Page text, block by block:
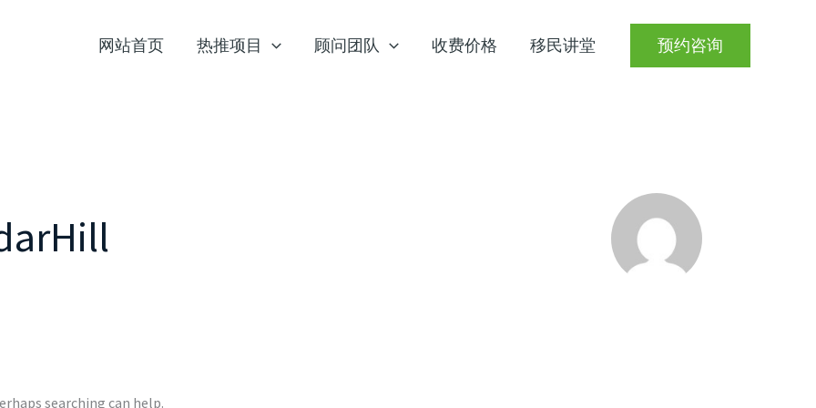
网站首页 热推项目 顾问团队 收费价格 移民讲堂 预约咨询
searching can help.